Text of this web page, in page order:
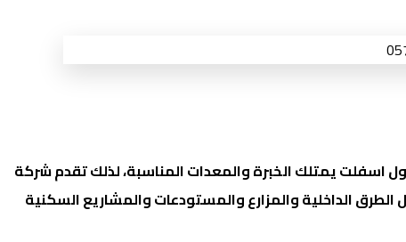
اسفلت يمتلك الخبرة والمعدات المناسبة، لذلك تقدم شركة
الداخلية والمزارع والمستودعات والمشاريع السكنية